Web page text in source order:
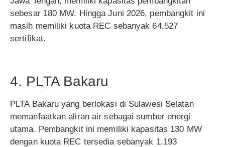
sebesar 180 MW. Hingga Juni 2026, pembangkit ini
masih memiliki kuota REC sebanyak 64.527
sertifikat.
4. PLTA Bakaru
PLTA Bakaru yang berlokasi di Sulawesi Selatan
memanfaatkan aliran air sebagai sumber energi
utama. Pembangkit ini memiliki kapasitas 130 MW
dengan kuota REC tersedia sebanyak 1.193